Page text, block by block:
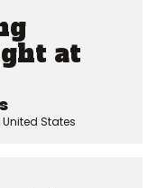
at
States